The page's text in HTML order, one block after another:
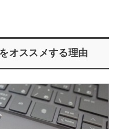
オススメする理由